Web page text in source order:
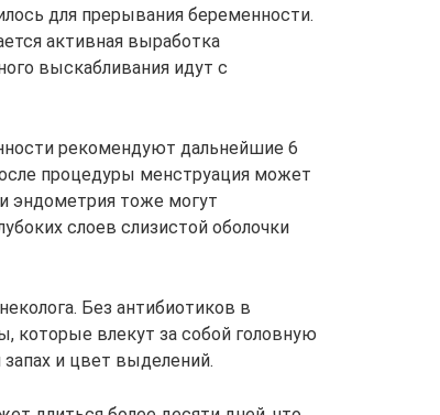
для прерывания беременности.
активная выработка
выскабливания идут с
рекомендуют дальнейшие 6
процедуры менструация может
эндометрия тоже могут
слоев слизистой оболочки
Без антибиотиков в
которые влекут за собой головную
и цвет выделений.